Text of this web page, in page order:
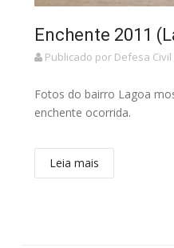
Enchente 2011
Publicado por Defesa
Fotos do bairro Lagoa
enchente ocorrida.
Leia mais